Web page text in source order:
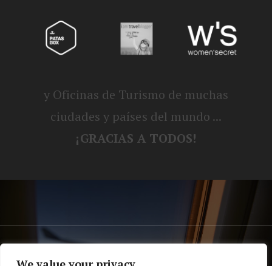
y Oficinas de Turismo de muchas
ciudades y países del mundo ...
¡GRACIAS A TODOS!